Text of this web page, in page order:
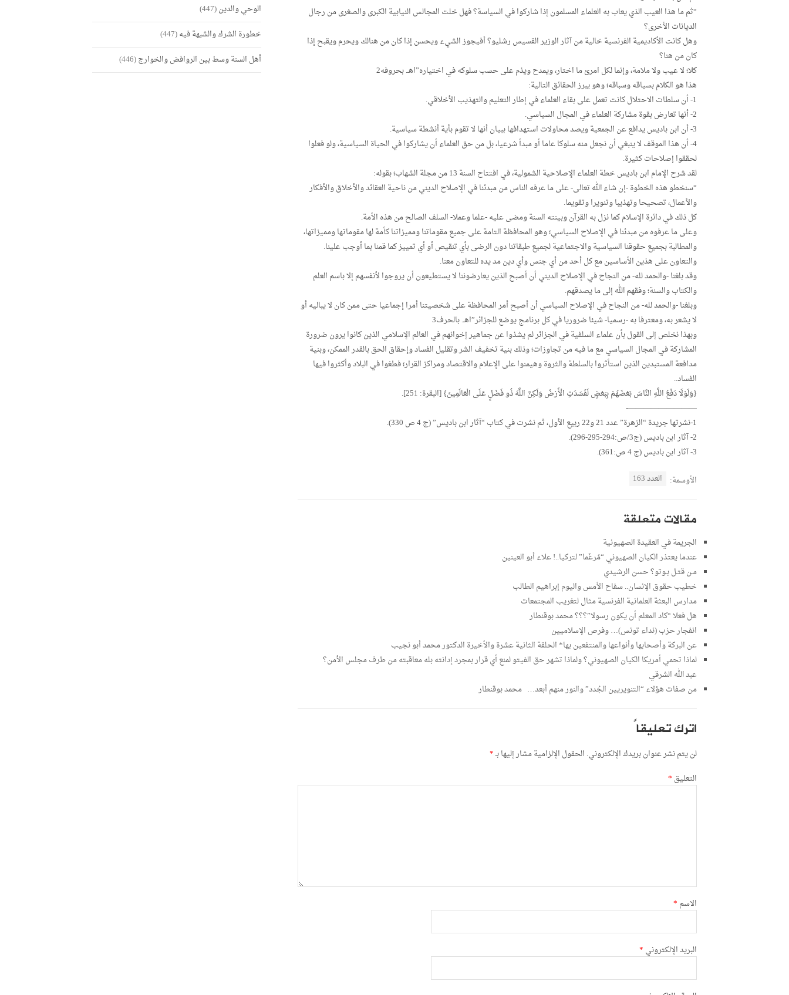
“ثم ما هذا العيب الذي يعاب به العلماء المسلمون إذا شاركوا في السياسة؟ فهل خلت المجالس النيابية الكبرى والصغرى من رجال
الديانات الأخرى؟
وهل كانت الأكاديمية الفرنسية خالية من آثار الوزير القسيس رشليو؟ أفيجوز الشيء ويحسن إذا كان من هنالك ويحرم ويقبح إذا
كان من هنا؟
كلا؛ لا عيب ولا ملامة، وإنما لكل امرئ ما اختار، ويمدح ويذم على حسب سلوكه في اختياره”اهـ. بحروفه2
هذا هو الكلام بسياقه وسباقه؛ وهو يبرز الحقائق التالية:
1- أن سلطات الاحتلال كانت تعمل على بقاء العلماء في إطار التعليم والتهذيب الأخلاقي.
2- أنها تعارض بقوة مشاركة العلماء في المجال السياسي.
3- أن ابن باديس يدافع عن الجمعية ويصد محاولات استهدافها ببيان أنها لا تقوم بأية أنشطة سياسية.
4- أن هذا الموقف لا ينبغي أن نجعل منه سلوكا عاما أو مبدأ شرعيا، بل من حق العلماء أن يشاركوا في الحياة السياسية، ولو فعلوا
لحققوا إصلاحات كثيرة.
لقد شرح الإمام ابن باديس خطة العلماء الإصلاحية الشمولية، في افتتاح السنة 13 من مجلة الشهاب؛ بقوله:
“سنخطو هذه الخطوة -إن شاء الله تعالى- على ما عرفه الناس من مبدئنا في الإصلاح الديني من ناحية العقائد والأخلاق والأفكار
والأعمال، تصحيحا وتهذيبا وتنويرا وتقويما.
كل ذلك في دائرة الإسلام كما نزل به القرآن وبينته السنة ومضى عليه -علما وعملا- السلف الصالح من هذه الأمة.
وعلى ما عرفوه من مبدئنا في الإصلاح السياسي؛ وهو المحافظة التامة على جميع مقوماتنا ومميزاتنا كأمة لها مقوماتها ومميزاتها،
والمطالبة بجميع حقوقنا السياسية والاجتماعية لجميع طبقاتنا دون الرضى بأي تنقيص أو أي تمييز كما قمنا بما أوجب علينا.
والتعاون على هذين الأساسين مع كل أحد من أي جنس وأي دين مد يده للتعاون معنا.
وقد بلغنا -والحمد لله- من النجاح في الإصلاح الديني أن أصبح الذين يعارضوننا لا يستطيعون أن يروجوا لأنفسهم إلا باسم العلم
والكتاب والسنة؛ وفقهم الله إلى ما يصدقهم.
وبلغنا -والحمد لله- من النجاح في الإصلاح السياسي أن أصبح أمر المحافظة على شخصيتنا أمرا إجماعيا حتى ممن كان لا يباليه أو
لا يشعر به، ومعترفا به -رسميا- شيئا ضروريا في كل برنامج يوضع للجزائر”اهـ. بالحرف3
وبهذا نخلص إلى القول بأن علماء السلفية في الجزائر لم يشذوا عن جماهير إخوانهم في العالم الإسلامي الذين كانوا يرون ضرورة
المشاركة في المجال السياسي مع ما فيه من تجاوزات؛ وذلك بنية تخفيف الشر وتقليل الفساد وإحقاق الحق بالقدر الممكن، وبنية
مدافعة المستبدين الذين استأثروا بالسلطة والثروة وهيمنوا على الإعلام والاقتصاد ومراكز القرار؛ فطغوا في البلاد وأكثروا فيها
الفساد..
{وَلَوْلَا دَفْعُ اللَّهِ النَّاسَ بَعْضَهُمْ بِبَعْضٍ لَفَسَدَتِ الْأَرْضُ وَلَكِنَّ اللَّهَ ذُو فَضْلٍ عَلَى الْعَالَمِينَ} [البقرة: 251].
—————————-
1-نشرتها جريدة “الزهرة” عدد 21 و22 ربيع الأول، ثم نشرت في كتاب “آثار ابن باديس” (ج 4 ص 330).
2- آثار ابن باديس (ج3/ص:294-295-296).
3- آثار ابن باديس (ج 4 ص:361).
الأوسمة: العدد 163
مقالات متعلقة
الجريمة في العقيدة الصهيونية
عندما يعتذر الكيان الصهيوني “مُرغَما” لتركيا..! علاء أبو العينين
مـن قتـل بـوتو؟ حسن الرشيدي
خطيب حقوق الإنسان.. سفاح الأمس واليوم إبراهيم الطالب
مدارس البعثة العلمانية الفرنسية مثال لتغريب المجتمعات
هل فعلا “كاد المعلم أن يكون رسولا”؟؟؟ محمد بوقنطار
انفجار حزب (نداء تونس)… وفرص الإسلاميين
عن البركة وأصحابها وأنواعها والمنتفعين بها* الحلقة الثانية عشرة والأخيرة الدكتور محمد أبو نجيب
لماذا تحمي أمريكا الكيان الصهيوني؟ ولماذا تشهر حق الفيتو لمنع أي قرار بمجرد إدانته بله معاقبته من طرف مجلس الأمن؟
عبد الله الشرقي
من صفات هؤلاء “التنويريين الجُدد” والنور منهم أبعد… محمد بوقنطار
اترك تعليقاً
لن يتم نشر عنوان بريدك الإلكتروني. الحقول الإلزامية مشار إليها بـ*
التعليق *
الاسم *
البريد الإلكتروني *
الوحي والدين(447)
خطورة الشرك والشبهة فيه(447)
أهل السنة وسط بين الروافض والخوارج(446)